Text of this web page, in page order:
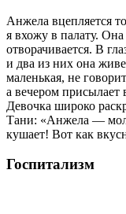
Анжела вцепляется
я вхожу в палату.
отворачивается. В
и два из них она
маленькая, не
а вечером присылает
Девочка широко
Тани: «Анжела —
кушает! Вот как
Госпитализм